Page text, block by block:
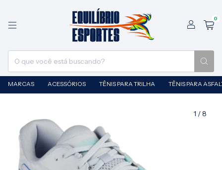
0
MARCAS ACESSÓRIOS TÊNIS PARA TRILHA TÊNIS PARA
1 /8